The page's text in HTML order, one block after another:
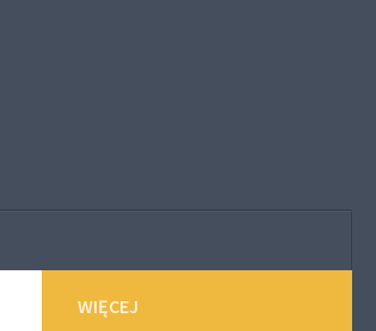
WIĘCEJ